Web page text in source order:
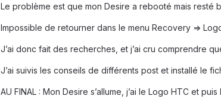
Le problème est que mon Desire a rebooté mais
Impossible de retourner dans le menu Recovery =>
J’ai donc fait des recherches, et j’ai cru comprendre
J’ai suivis les conseils de différents post et installé le
AU FINAL : Mon Desire s’allume, j’ai le Logo HTC et